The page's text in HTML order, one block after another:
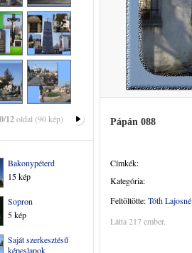
12oldal (90 kép)
Bakonypéterd
15 kép
Sopron
5 kép
Saját szerkesztésű
képeslapok
Pápán 088
Címkék:
Kategória:
Feltöltötte:Tóth Lajosné
Látta 217 ember.